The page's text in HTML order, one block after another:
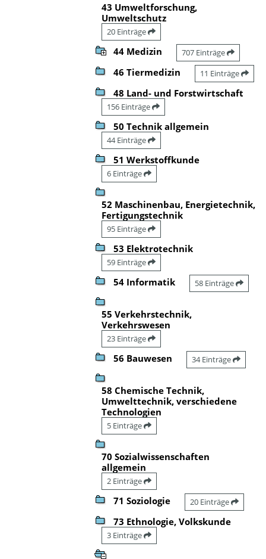
43 Umweltforschung,
Umweltschutz
20 Einträge
44 Medizin 707 Einträge
46 Tiermedizin 11 Einträge
48 Land- und Forstwirtschaft
156 Einträge
50 Technik allgemein
44 Einträge
51 Werkstoffkunde
6 Einträge
52 Maschinenbau, Energietechnik,
Fertigungstechnik
95 Einträge
53 Elektrotechnik
59 Einträge
54 Informatik 58 Einträge
55 Verkehrstechnik,
Verkehrswesen
23 Einträge
56 Bauwesen 34 Einträge
58 Chemische Technik,
Umwelttechnik, verschiedene
Technologien
5 Einträge
70 Sozialwissenschaften
allgemein
2 Einträge
71 Soziologie 20 Einträge
73 Ethnologie, Volkskunde
3 Einträge